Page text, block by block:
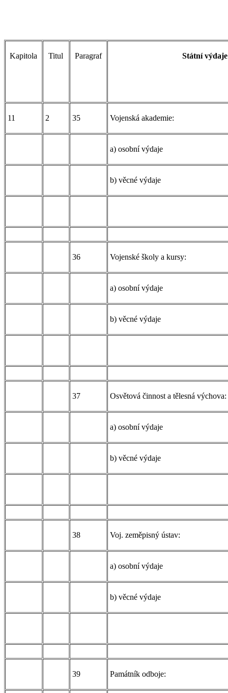
Kapitola Titul Paragraf Státní výdaje
11 2 35 Vojenská akademie:
a) osobní výdaje
b) věcné výdaje
36 Vojenské školy a kursy:
a) osobní výdaje
b) věcné výdaje
37 Osvětová činnost a tělesná výchova:
a) osobní výdaje
b) věcné výdaje
38 Voj. zeměpisný ústav:
a) osobní výdaje
b) věcné výdaje
39 Památník odboje: